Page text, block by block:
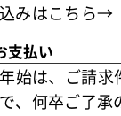
みはこちら→
支払い
始は、ご請
、何卒ご了承